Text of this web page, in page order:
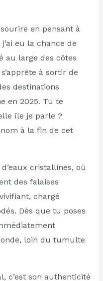
en pensant à
eu la chance de
au large des côtes
à sortir de
destinations
en 2025. Tu te
île je parle ?
à la fin de cet
cristallines, où
des falaises
chargé
Dès que tu poses
loin du tumulte
c’est son authenticité